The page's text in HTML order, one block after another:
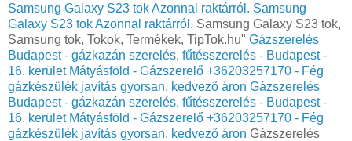
Samsung Galaxy S23 tok Azonnal raktárról. Samsung
Galaxy S23 tok Azonnal raktárról. Samsung Galaxy S23 tok,
Samsung tok, Tokok, Termékek, TipTok.hu" Gázszerelés
Budapest - gázkazán szerelés, fűtésszerelés - Budapest -
16. kerület Mátyásföld - Gázszerelő +36203257170 - Fég
gázkészülék javítás gyorsan, kedvező áron Gázszerelés
Budapest - gázkazán szerelés, fűtésszerelés - Budapest -
16. kerület Mátyásföld - Gázszerelő +36203257170 - Fég
gázkészülék javítás gyorsan, kedvező áron Gázszerelés